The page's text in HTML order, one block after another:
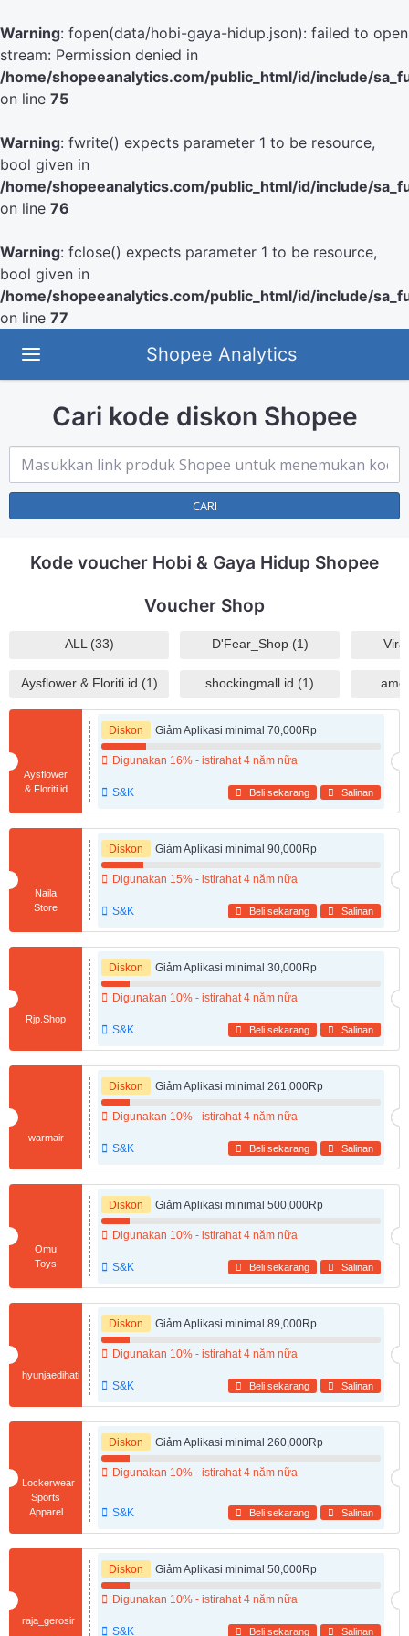
Warning: fopen(data/hobi-gaya-hidup.json): failed to open
stream: Permission denied in
/home/shopeeanalytics.com/public_html/id/include/
on line 75
Warning: fwrite() expects parameter 1 to be resource,
bool given in
/home/shopeeanalytics.com/public_html/id/include/
on line 76
Warning: fclose() expects parameter 1 to be resource,
bool given in
/home/shopeeanalytics.com/public_html/id/include/
on line 77
Shopee Analytics
Cari kode diskon Shopee
CARI
Kode voucher Hobi & Gaya Hidup Shopee
Voucher Shop
ALL (33)
Aysflower & Floriti.id (1)
D'Fear_Shop (1)
shockingmall.id (1)
Aysflower
& Floriti.id
Diskon Giảm Aplikasi minimal 70,000Rp
Digunakan 16% - istirahat 4 năm nữa
S&K Salinan
Beli sekarang
Naila
Store
Diskon Giảm Aplikasi minimal 90,000Rp
Digunakan 15% - istirahat 4 năm nữa
S&K Salinan
Beli sekarang
Rjp.Shop
Diskon Giảm Aplikasi minimal 30,000Rp
Digunakan 10% - istirahat 4 năm nữa
S&K Salinan
Beli sekarang
warmair
Diskon Giảm Aplikasi minimal 261,000Rp
Digunakan 10% - istirahat 4 năm nữa
S&K Salinan
Beli sekarang
Omu
Toys
Diskon Giảm Aplikasi minimal 500,000Rp
Digunakan 10% - istirahat 4 năm nữa
S&K Salinan
Beli sekarang
hyunjaedihati
Diskon Giảm Aplikasi minimal 89,000Rp
Digunakan 10% - istirahat 4 năm nữa
S&K Salinan
Beli sekarang
Lockerwear
Sports
Apparel
Diskon Giảm Aplikasi minimal 260,000Rp
Digunakan 10% - istirahat 4 năm nữa
S&K Salinan
Beli sekarang
raja_gerosir
Diskon Giảm Aplikasi minimal 50,000Rp
Digunakan 10% - istirahat 4 năm nữa
S&K Salinan
Beli sekarang